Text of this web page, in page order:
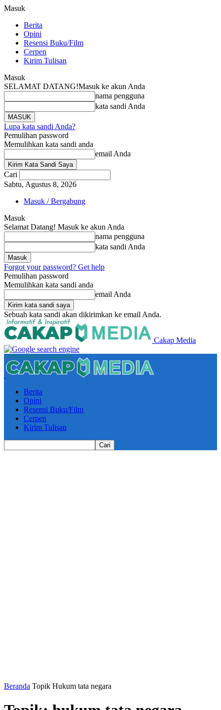
Masuk
Berita
Opini
Resensi Buku/Film
Cerpen
Kirim Tulisan
Masuk
SELAMAT DATANG!Masuk ke akun Anda
nama pengguna
kata sandi Anda
Lupa kata sandi Anda?
Pemulihan password
Memulihkan kata sandi anda
email Anda
Cari
Sabtu, Agustus 8, 2026
Masuk / Bergabung
Masuk
Selamat Datang! Masuk ke akun Anda
nama pengguna
kata sandi Anda
Forgot your password? Get help
Pemulihan password
Memulihkan kata sandi anda
email Anda
Sebuah kata sandi akan dikirimkan ke email Anda.
Cakap Media
Berita
Opini
Resensi Buku/Film
Cerpen
Kirim Tulisan
Beranda Topik Hukum tata negara